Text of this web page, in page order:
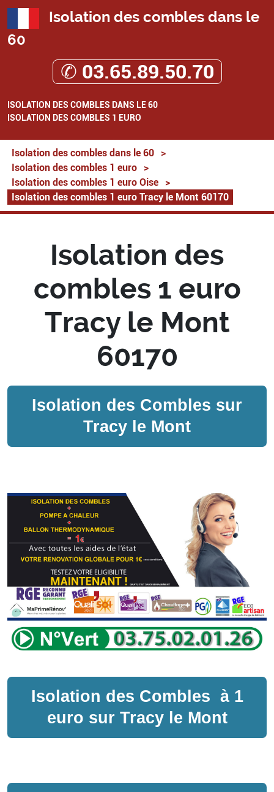
Isolation des combles dans le
60
✆ 03.65.89.50.70
ISOLATION DES COMBLES DANS LE 60
ISOLATION DES COMBLES 1 EURO
Isolation des combles dans le 60
>
Isolation des combles 1 euro
>
Isolation des combles 1 euro Oise
>
Isolation des combles 1 euro Tracy le Mont 60170
Isolation des
combles 1 euro
Tracy le Mont
60170
Isolation des Combles sur
Tracy le Mont
Isolation des Combles à 1
euro sur Tracy le Mont